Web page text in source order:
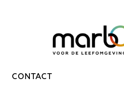
CONTACT